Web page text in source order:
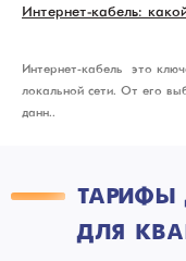
Интернет-кабель:
Интернет-кабель — это
локальной сети. От его
данн..
ТАРИФЫ
ДЛЯ